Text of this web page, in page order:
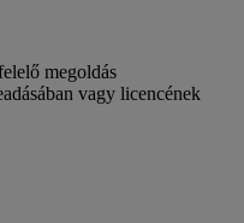
megoldás
vagy licencének